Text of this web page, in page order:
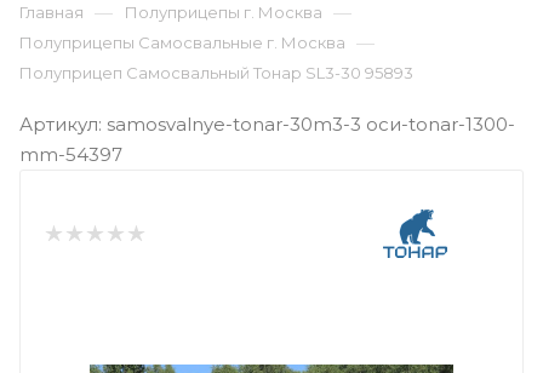
Главная — Полуприцепы г. Москва —
Полуприцепы Самосвальные г. Москва —
Полуприцеп Самосвальный Тонар SL3-30 95893
Артикул: samosvalnye-tonar-30m3-3 оси-tonar-1300-
mm-54397